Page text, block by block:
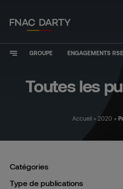
GROUPE ENGAGEMENTS RSE
Toutes les
Accueil > 2020 >
Catégories
Type de publications